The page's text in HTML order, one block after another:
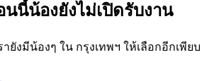
นี้น้องยังไม่เปิดรับงาน
ายังมีน้องๆ ใน กรุงเทพฯ ให้เลือกอีกเพียบ